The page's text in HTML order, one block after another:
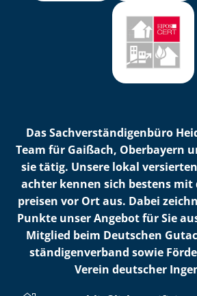
Das Sach­ver­stän­di­gen­bü­ro
Team für Gaißach, Oberbayern
sie tätig. Unsere lokal
ach­ter kennen sich bestens
prei­sen vor Ort aus. Dabei
Punkte unser Angebot für Sie
Mitglied beim Deutschen
stän­di­gen­ver­band sowie
Verein deutscher